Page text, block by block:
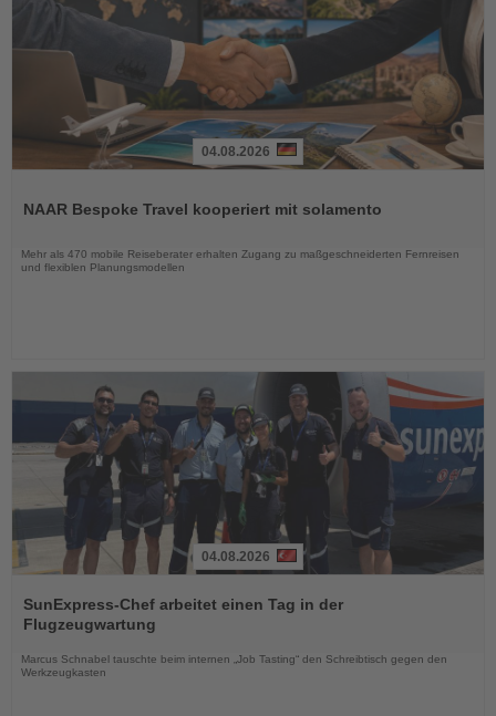
die
04.08.2026
NAAR Bespoke Travel kooperiert mit solamento
Mehr als 470 mobile Reiseberater erhalten Zugang zu maßgeschneiderten Fernreisen
und flexiblen Planungsmodellen
Sie
die
Nachrichten
04.08.2026
SunExpress-Chef arbeitet einen Tag in der
Flugzeugwartung
Marcus Schnabel tauschte beim internen „Job Tasting“ den Schreibtisch gegen den
Werkzeugkasten